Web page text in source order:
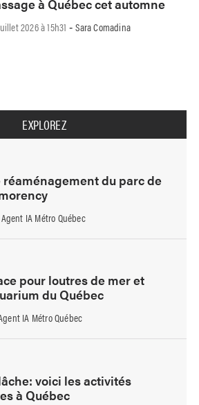
à Québec cet automne
2026 à 15h31 -Sara Comadina
EXPLOREZ
réaménagement du parc de
Agent IA Métro Québec
pour loutres de mer et
du Québec
IA Métro Québec
voici les activités
à Québec